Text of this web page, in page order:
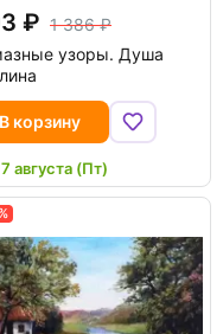
1 386
узоры. Душа
В корзину
7 августа (Пт)